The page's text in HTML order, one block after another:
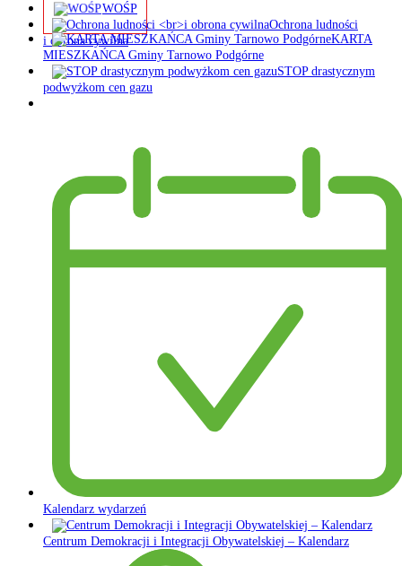
WOŚP
Ochrona ludności
i obrona cywilna
KARTA
MIESZKAŃCA Gminy Tarnowo Podgórne
STOP drastycznym
podwyżkom cen gazu
Kalendarz wydarzeń
Centrum Demokracji i Integracji Obywatelskiej – Kalendarz